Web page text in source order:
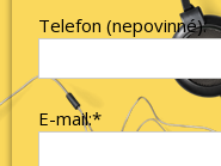
Telefon (nepovinné):
E-mail:*